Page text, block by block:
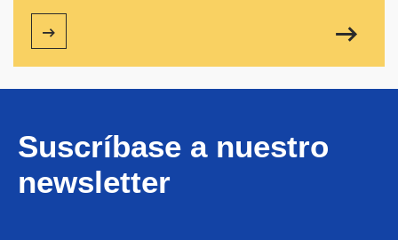
Suscríbase a nuestro
newsletter